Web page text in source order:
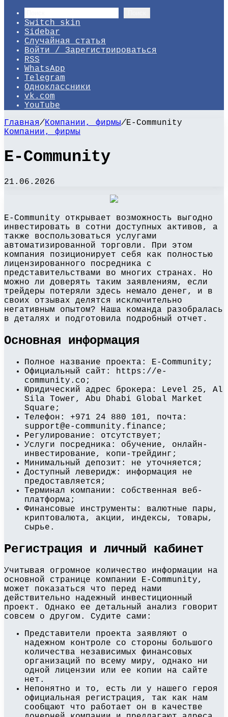
Switch skin
Sidebar
Случайная статья
Войти / Зарегистрироваться
RSS
WhatsApp
Telegram
Одноклассники
vk.com
YouTube
Главная/Компании, фирмы/E-Community
Компании, фирмы
E-Community
21.06.2026
E-Community открывает возможность выгодно
инвестировать в сотни доступных активов, а
также воспользоваться услугами
автоматизированной торговли. При этом
компания позиционирует себя как полностью
лицензированного посредника с
представительствами во многих странах. Но
можно ли доверять таким заявлениям, если
трейдеры потеряли здесь немало денег, и в
своих отзывах делятся исключительно
негативным опытом? Наша команда разобралась
в деталях и подготовила подробный отчет.
Основная информация
Полное название проекта: E-Community;
Официальный сайт: https://e-
community.co;
Юридический адрес брокера: Level 25, Al
Sila Tower, Abu Dhabi Global Market
Square;
Телефон: +971 24 880 101, почта:
support@e-community.finance;
Регулирование: отсутствует;
Услуги посредника: обучение, онлайн-
инвестирование, копи-трейдинг;
Минимальный депозит: не уточняется;
Доступный леверидж: информация не
предоставляется;
Терминал компании: собственная веб-
платформа;
Финансовые инструменты: валютные пары,
криптовалюта, акции, индексы, товары,
сырье.
Регистрация и личный кабинет
Учитывая огромное количество информации на
основной странице компании E-Community,
может показаться что перед нами
действительно надежный инвестиционный
проект. Однако ее детальный анализ говорит
совсем о другом. Судите сами:
Представители проекта заявляют о
надежном контроле со стороны большого
количества независимых финансовых
организаций по всему миру, однако ни
одной лицензии или ее копии на сайте
нет.
Непонятно и то, есть ли у нашего героя
официальная регистрация, так как нам
сообщают что работает он в качестве